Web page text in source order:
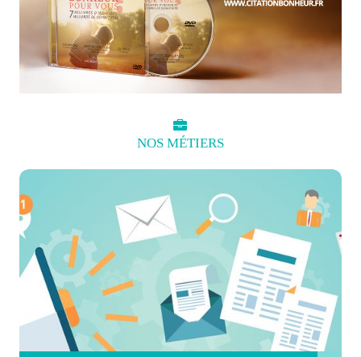
NOS MÉTIERS